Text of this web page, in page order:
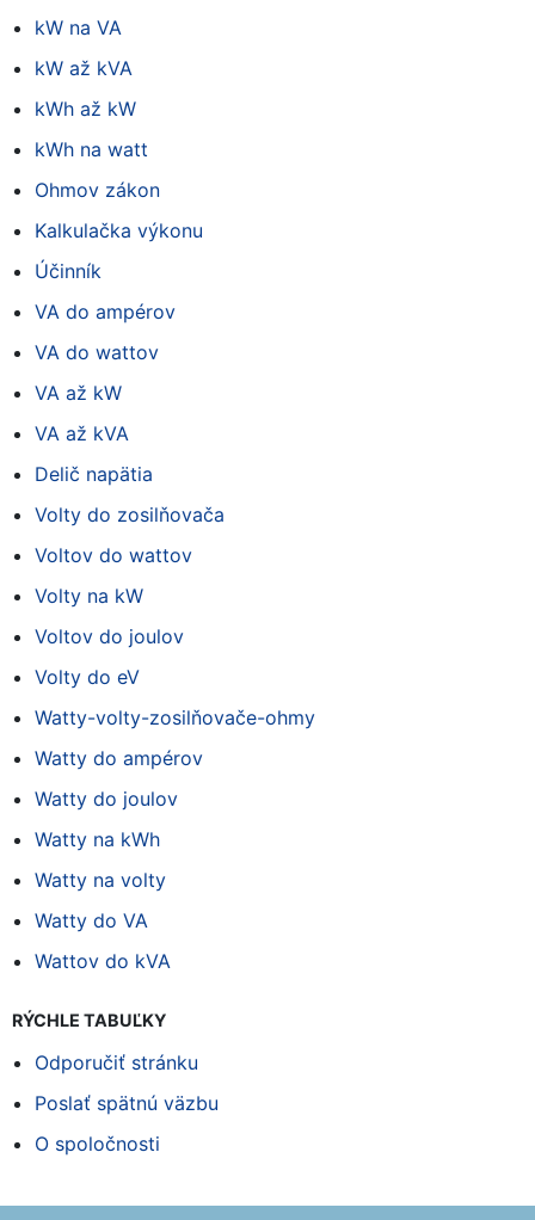
kW na VA
kW až kVA
kWh až kW
kWh na watt
Ohmov zákon
Kalkulačka výkonu
Účinník
VA do ampérov
VA do wattov
VA až kW
VA až kVA
Delič napätia
Volty do zosilňovača
Voltov do wattov
Volty na kW
Voltov do joulov
Volty do eV
Watty-volty-zosilňovače-ohmy
Watty do ampérov
Watty do joulov
Watty na kWh
Watty na volty
Watty do VA
Wattov do kVA
RÝCHLE TABUĽKY
Odporučiť stránku
Poslať spätnú väzbu
O spoločnosti